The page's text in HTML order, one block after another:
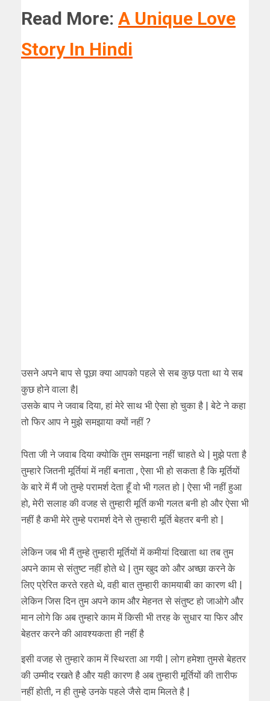
Read More: A Unique Love
Story In Hindi
उसने अपने बाप से पूछा क्या आपको पहले से सब कुछ पता था ये सब
कुछ होने वाला है|
उसके बाप ने जवाब दिया, हां मेरे साथ भी ऐसा हो चुका है | बेटे ने कहा
तो फिर आप ने मुझे समझाया क्यों नहीं ?
पिता जी ने जवाब दिया क्योकि तुम समझना नहीं चाहते थे | मुझे पता है
तुम्हारे जितनी मूर्तियां में नहीं बनाता , ऐसा भी हो सकता है कि मूर्तियों
के बारे में मैं जो तुम्हे परामर्श देता हूँ वो भी गलत हो | ऐसा भी नहीं हुआ
हो, मेरी सलाह की वजह से तुम्हारी मूर्ति कभी गलत बनी हो और ऐसा भी
नहीं है कभी मेरे तुम्हे परामर्श देने से तुम्हारी मूर्ति बेहतर बनी हो |
लेकिन जब भी मैं तुम्हे तुम्हारी मूर्तियों में कमीयां दिखाता था तब तुम
अपने काम से संतुष्ट नहीं होते थे | तुम खुद को और अच्छा करने के
लिए प्रेरित करते रहते थे, वही बात तुम्हारी कामयाबी का कारण थी |
लेकिन जिस दिन तुम अपने काम और मेहनत से संतुष्ट हो जाओगे और
मान लोगे कि अब तुम्हारे काम में किसी भी तरह के सुधार या फिर और
बेहतर करने की आवश्यकता ही नहीं है
इसी वजह से तुम्हारे काम में स्थिरता आ गयी | लोग हमेशा तुमसे बेहतर
की उम्मीद रखते है और यही कारण है अब तुम्हारी मूर्तियों की तारीफ
नहीं होती, न ही तुम्हे उनके पहले जैसे दाम मिलते है |